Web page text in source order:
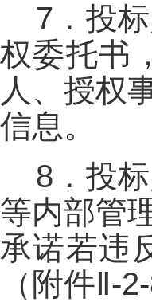
7．投
权委托书
人、授权
信息。
8．投
等内部管
承诺若违
（附件Ⅱ-